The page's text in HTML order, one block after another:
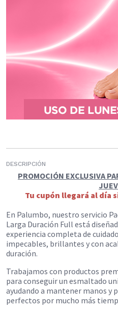
DESCRIPCIÓN
PROMOCIÓN EXCLUSIVA
Tu cupón llegará al día
En Palumbo, nuestro servicio
Larga Duración Full está
experiencia completa de
impecables, brillantes y con
duración.
Trabajamos con productos
para conseguir un esmaltado
ayudando a mantener manos y
perfectos por mucho más